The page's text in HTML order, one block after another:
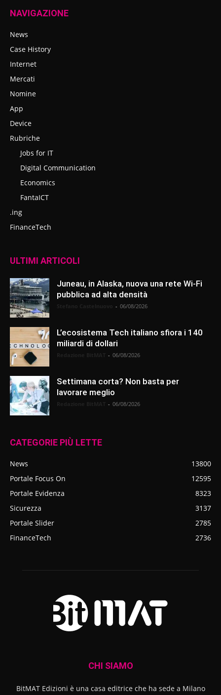
NAVIGAZIONE
News
Case History
Internet
Mercati
Nomine
App
Device
Rubriche
Jobs for IT
Digital Communication
Economics
FantaICT
.ing
FinanceTech
ULTIMI ARTICOLI
Juneau, in Alaska, nuova una rete Wi-Fi
pubblica ad alta densità
- 06/08/2026
L’ecosistema Tech italiano sfiora i 140
miliardi di dollari
- 06/08/2026
Settimana corta? Non basta per
lavorare meglio
- 06/08/2026
CATEGORIE PIÙ LETTE
News
13800
Portale Focus On
12595
Portale Evidenza
8323
Sicurezza
3137
Portale Slider
2785
FinanceTech
2736
CHI SIAMO
BitMAT Edizioni è una casa editrice che ha sede a Milano